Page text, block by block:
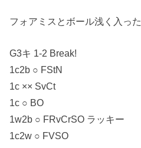
フォアミスとボール浅く入った
G3キ 1-2 Break!
1c2b ○ FStN
1c ×× SvCt
1c ○ BO
1w2b ○ FRvCrSO ラッキー
1c2w ○ FVSO